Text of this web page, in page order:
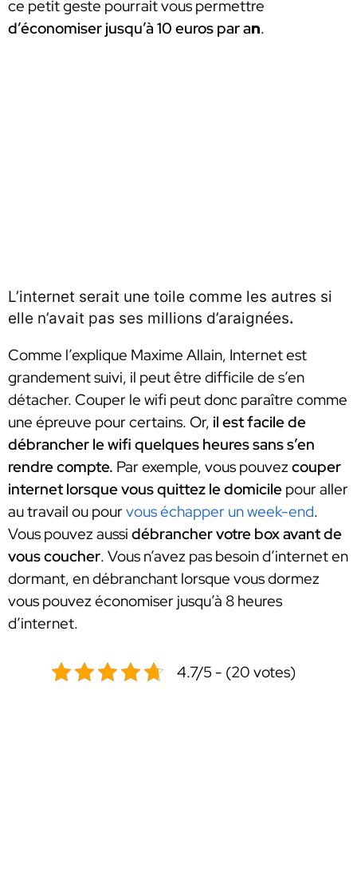
ce petit geste pourrait vous permettre
d’économiser jusqu’à 10 euros par an.
L’internet serait une toile comme les autres si
elle n’avait pas ses millions d’araignées.
Comme l’explique Maxime Allain, Internet est
grandement suivi, il peut être difficile de s’en
détacher. Couper le wifi peut donc paraître comme
une épreuve pour certains. Or, il est facile de
débrancher le wifi quelques heures sans s’en
rendre compte. Par exemple, vous pouvezcouper
internet lorsque vous quittez le domicile pour aller
au travail ou pourvous échapper un week-end.
Vous pouvez aussi débrancher votre box avant de
vous coucher. Vous n’avez pas besoin d’internet en
dormant, en débranchant lorsque vous dormez
vous pouvez économiser jusqu’à 8 heures
d’internet.
4.7/5 - (20 votes)